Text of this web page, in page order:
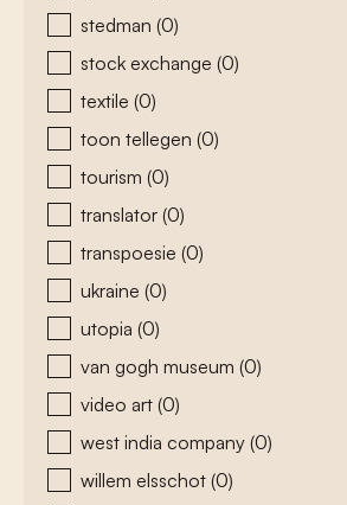
stedman (0)
stock exchange (0)
textile (0)
toon tellegen (0)
tourism (0)
translator (0)
transpoesie (0)
ukraine (0)
utopia (0)
van gogh museum (0)
video art (0)
west india company (0)
willem elsschot (0)